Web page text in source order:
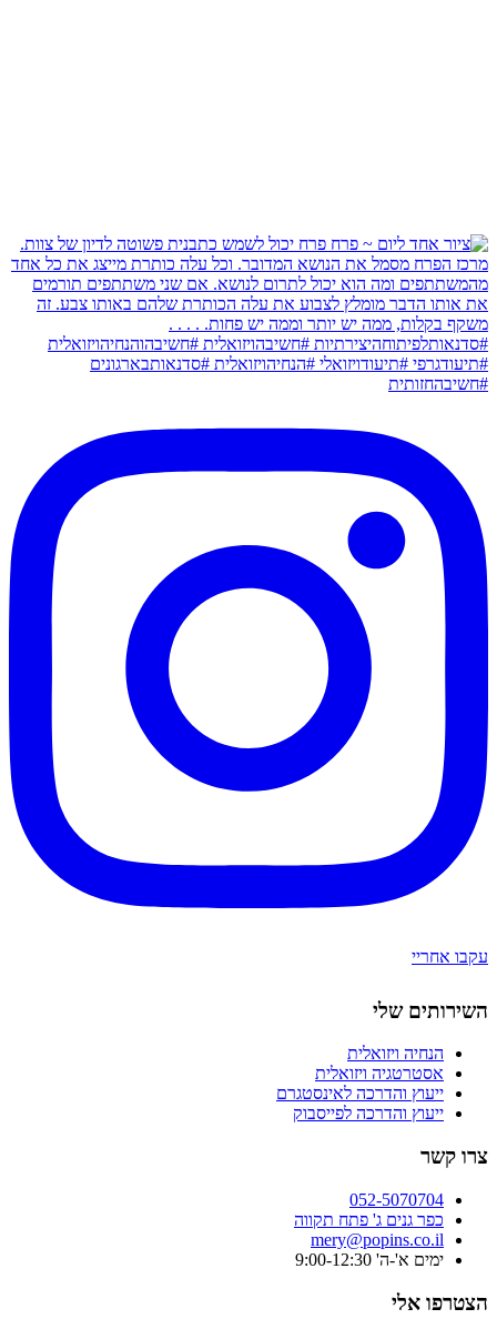
עקבו אחריי
השירותים שלי
הנחיה ויזואלית
אסטרטגיה ויזואלית
ייעוץ והדרכה לאינסטגרם
ייעוץ והדרכה לפייסבוק
צרו קשר
052-5070704
כפר גנים ג' פתח תקווה
mery@popins.co.il
ימים א'-ה' 9:00-12:30
הצטרפו אלי